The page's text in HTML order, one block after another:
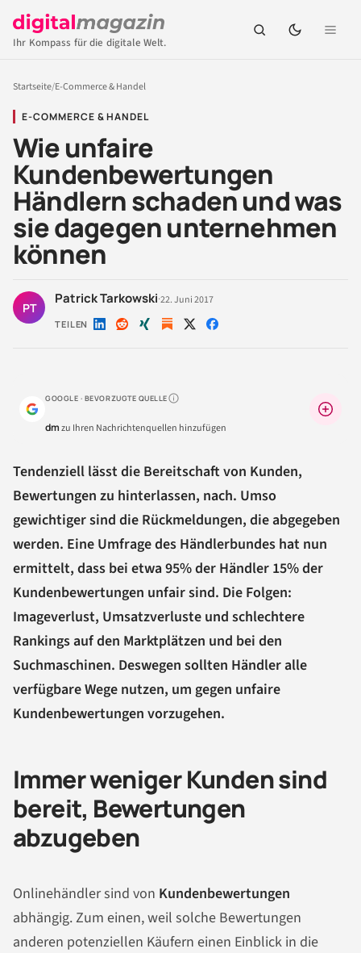
Ihr Kompass für die digitale Welt.
Startseite/E-Commerce & Handel
E-COMMERCE & HANDEL
Wie unfaire
Kundenbewertungen
Händlern schaden und was
sie dagegen unternehmen
können
PT
Patrick Tarkowski·22. Juni 2017
TEILEN Auf Auf Auf Auf Auf
GOOGLE · BEVORZUGTE QUELLEWarum lohnt sich das?
dmzu Ihren Nachrichtenquellen hinzufügen
Tendenziell lässt die Bereitschaft von Kunden,
Bewertungen zu hinterlassen, nach. Umso
gewichtiger sind die Rückmeldungen, die abgegeben
werden. Eine Umfrage des Händlerbundes hat nun
ermittelt, dass bei etwa 95% der Händler 15% der
Kundenbewertungen unfair sind. Die Folgen:
Imageverlust, Umsatzverluste und schlechtere
Rankings auf den Marktplätzen und bei den
Suchmaschinen. Deswegen sollten Händler alle
verfügbare Wege nutzen, um gegen unfaire
Kundenbewertungen vorzugehen.
Immer weniger Kunden sind
bereit, Bewertungen
abzugeben
Onlinehändler sind von Kundenbewertungen
abhängig. Zum einen, weil solche Bewertungen
anderen potenziellen Käufern einen Einblick in die